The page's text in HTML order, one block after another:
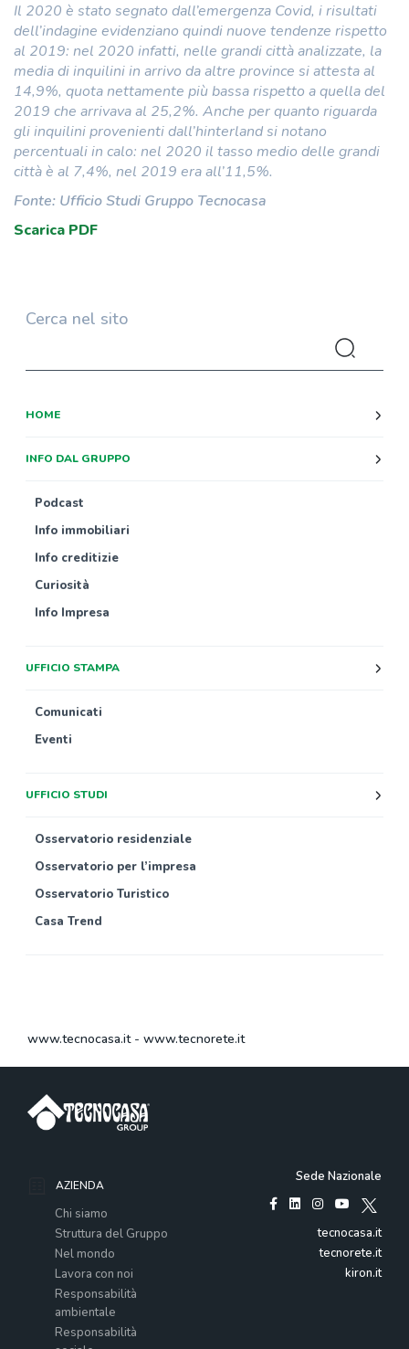
Il 2020 è stato segnato dall’emergenza Covid, i risultati
dell’indagine evidenziano quindi nuove tendenze rispetto
al 2019: nel 2020 infatti, nelle grandi città analizzate, la
media di inquilini in arrivo da altre province si attesta al
14,9%, quota nettamente più bassa rispetto a quella del
2019 che arrivava al 25,2%. Anche per quanto riguarda
gli inquilini provenienti dall’hinterland si notano
percentuali in calo: nel 2020 il tasso medio delle grandi
città è al 7,4%, nel 2019 era all’11,5%.
Fonte: Ufficio Studi Gruppo Tecnocasa
Scarica PDF
Cerca nel sito
HOME
INFO DAL GRUPPO
Podcast
Info immobiliari
Info creditizie
Curiosità
Info Impresa
UFFICIO STAMPA
Comunicati
Eventi
UFFICIO STUDI
Osservatorio residenziale
Osservatorio per l’impresa
Osservatorio Turistico
Casa Trend
www.tecnocasa.it- www.tecnorete.it
AZIENDA
Chi siamo
Struttura del Gruppo
Nel mondo
Lavora con noi
Responsabilità
ambientale
Responsabilità
Sede Nazionale
tecnocasa.it
tecnorete.it
kiron.it